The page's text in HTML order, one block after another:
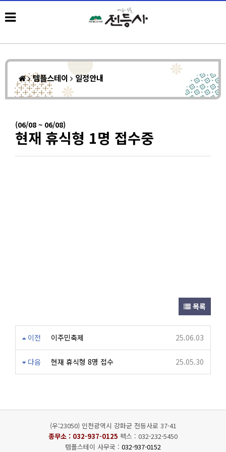
템플스테이 일정안내
(06/08 ~ 06/08)
현재 휴식형 1명 접수중
목록
이전 이주민축제 25.06.03
다음 현재 휴식형 8명 접수 25.05.30
(우:23050) 인천광역시 강화군 전등사로 37-41
종무소 : 032-937-0125 팩스 : 032-232-5450
템플스테이 사무국 : 032-937-0152